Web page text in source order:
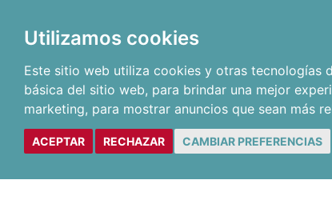
Utilizamos cookies
Este sitio web utiliza cookies y otras tecnologías
básica del sitio web, para brindar una mejor
marketing, para mostrar anuncios que sean más
ACEPTAR RECHAZAR CAMBIAR PREFERENCIAS